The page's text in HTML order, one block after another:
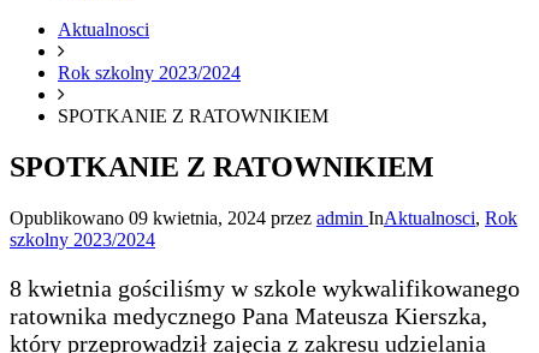
Aktualnosci
Rok szkolny 2023/2024
SPOTKANIE Z RATOWNIKIEM
SPOTKANIE Z RATOWNIKIEM
Opublikowano 09 kwietnia, 2024 przez admin InAktualnosci, Rok
szkolny 2023/2024
8 kwietnia gościliśmy w szkole wykwalifikowanego
ratownika medycznego Pana Mateusza Kierszka,
który przeprowadził zajęcia z zakresu udzielania